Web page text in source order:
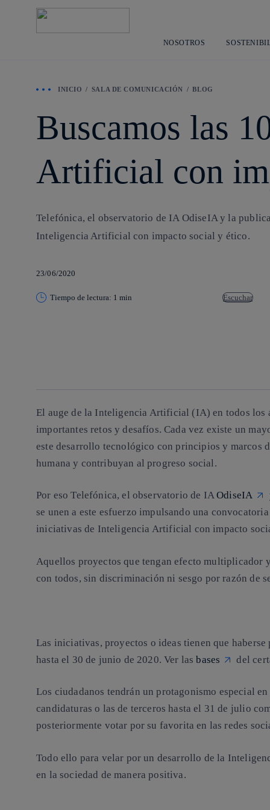
NOSOTROS
INICIO SALA DE COMUNICACIÓN BLOG
Buscamos las
Artificial con
Telefónica, el observatorio de IA OdiseIA y la
Inteligencia Artificial con impacto social y ético.
23/06/2020
Tiempo de lectura: 1 min Escuchar
El auge de la Inteligencia Artificial (IA) en todos los
importantes retos y desafíos. Cada vez existe un
este desarrollo tecnológico con principios y marcos
humana y contribuyan alprogreso social .
Por eso Telefónica, el observatorio de IAOdiseIA
se unen a este esfuerzo impulsando una
iniciativas de Inteligencia Artificial con impacto
Aquellos proyectos que tenganefecto multiplicador
con todos, sin discriminación ni sesgo por razón de
Las iniciativas, proyectos o ideas tienen que haberse
hasta el 30 de junio de 2020. Ver lasbases del
Los ciudadanos tendrán un protagonismo especial
candidaturas o las de terceroshasta el 31 de julio
posteriormente votar por su favorita en las redes
Todo ello para velar por un desarrollo de la
en la sociedad de manera positiva.